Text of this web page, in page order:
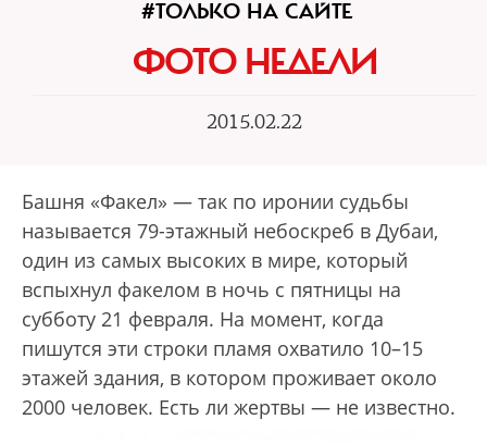
#ТОЛЬКО НА САЙТЕ
ФОТО НЕДЕЛИ
2015.02.22
Башня «Факел» — так по иронии судьбы
называется 79-этажный небоскреб в Дубаи,
один из самых высоких в мире, который
вспыхнул факелом в ночь с пятницы на
субботу 21 февраля. На момент, когда
пишутся эти строки пламя охватило 10–15
этажей здания, в котором проживает около
2000 человек. Есть ли жертвы — не известно.